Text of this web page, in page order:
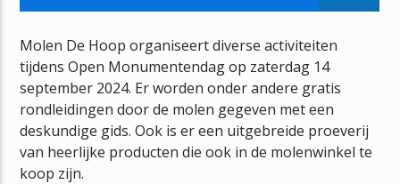
LOVE SEES NO COLOUR
U96
Molen De Hoop organiseert diverse activiteiten
tijdens Open Monumentendag op zaterdag 14
september 2024. Er worden onder andere gratis
rondleidingen door de molen gegeven met een
deskundige gids. Ook is er een uitgebreide proeverij
van heerlijke producten die ook in de molenwinkel te
koop zijn.